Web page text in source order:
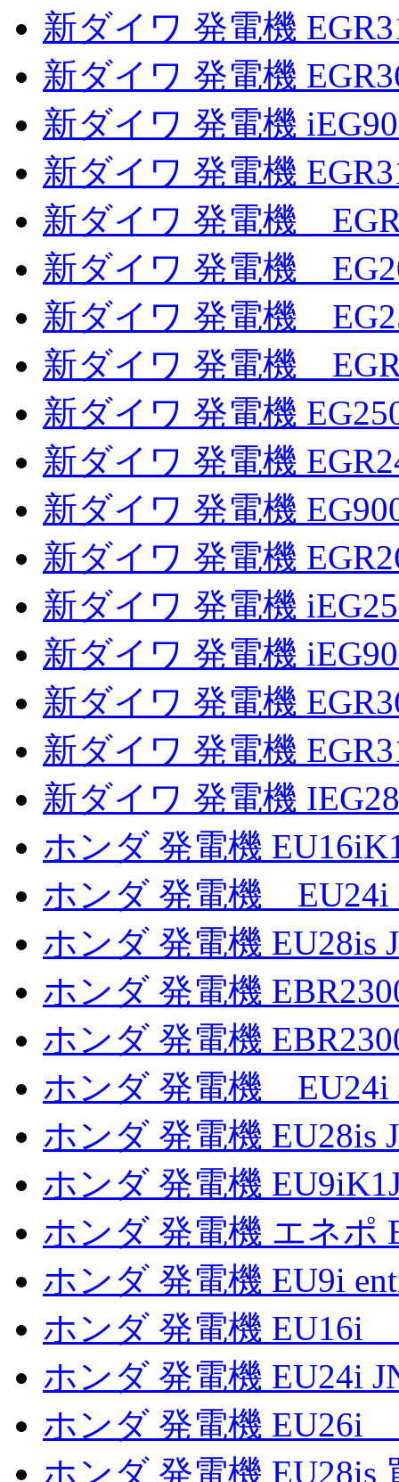
新ダイワ 発電機
新ダイワ 発電機
新ダイワ 発電機
新ダイワ 発電機
新ダイワ 発電機
新ダイワ 発電機
新ダイワ 発電機
新ダイワ 発電機
新ダイワ 発電機
新ダイワ 発電機
新ダイワ 発電機
新ダイワ 発電機
新ダイワ 発電機
新ダイワ 発電機
新ダイワ 発電機
新ダイワ 発電機
新ダイワ 発電機
ホンダ 発電機
ホンダ 発電機 EU24i
ホンダ 発電機
ホンダ 発電機
ホンダ 発電機
ホンダ 発電機
ホンダ 発電機
ホンダ 発電機
ホンダ 発電機 エネ
ホンダ 発電機 EU9i
ホンダ 発電機 EU16i
ホンダ 発電機 EU24i
ホンダ 発電機 EU26i
ホンダ 発電機 EU28is